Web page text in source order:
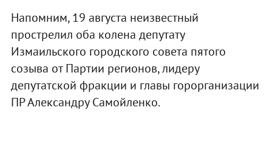
Напомним, 19 августа неизвестный
прострелил оба колена депутату
Измаильского городского совета пятого
созыва от Партии регионов, лидеру
депутатской фракции и главы горорганизации
ПР Александру Самойленко.